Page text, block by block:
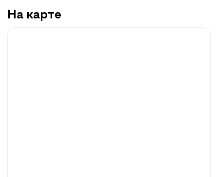
На карте